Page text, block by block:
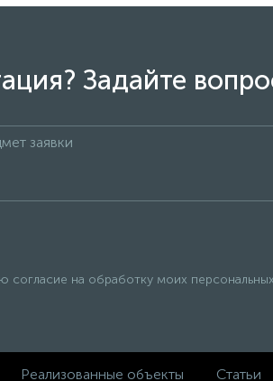
Задайте
согласие на обработку моих
Реализованные объекты Статьи